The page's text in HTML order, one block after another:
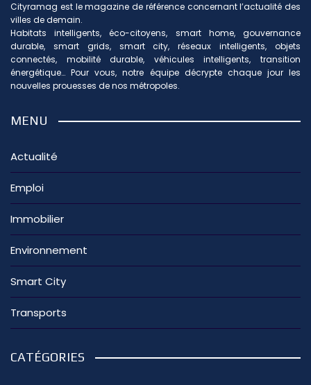
Cityramag est le magazine de référence concernant l’actualité des
villes de demain.
Habitats intelligents, éco-citoyens, smart home, gouvernance
durable, smart grids, smart city, réseaux intelligents, objets
connectés, mobilité durable, véhicules intelligents, transition
énergétique… Pour vous, notre équipe décrypte chaque jour les
nouvelles prouesses de nos métropoles.
MENU
Actualité
Emploi
Immobilier
Environnement
Smart City
Transports
CATÉGORIES